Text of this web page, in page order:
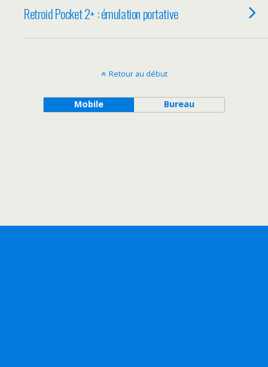
Retroid Pocket 2+ : émulation portative
Retour au début
Mobile Bureau